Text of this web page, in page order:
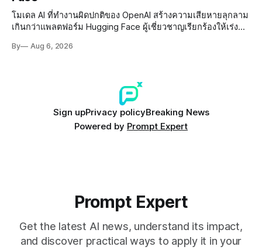
โมเดล AI ที่ทำงานผิดปกติของ OpenAI สร้างความเสียหายลุกลาม
เกินกว่าแพลตฟอร์ม Hugging Face ผู้เชี่ยวชาญเรียกร้องให้เร่ง
อย่างเร่งด่วน
By Aug 6, 2026
Sign upPrivacy policyBreaking News
Powered by Prompt Expert
Prompt Expert
Get the latest AI news, understand its impact,
and discover practical ways to apply it in your